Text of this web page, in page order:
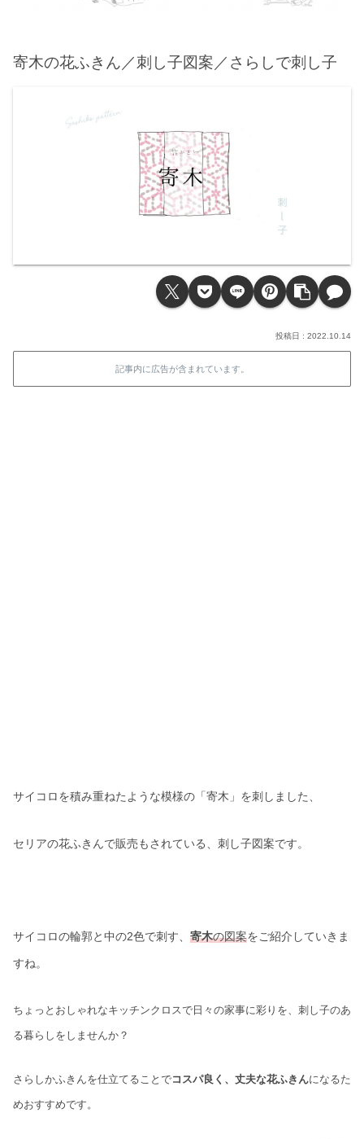
寄木の花ふきん／刺し子図案／さらしで刺し子
2022.10.14
記事内に広告が含まれています。
サイコロを積み重ねたような模様の「寄木」を刺しました、
セリアの花ふきんで販売もされている、刺し子図案です。
サイコロの輪郭と中の2色で刺す、 寄木の図案をご紹介していきま
すね。
ちょっとおしゃれなキッチンクロスで日々の家事に彩りを、刺し子のあ
る暮らしをしませんか？
さらしかふきんを仕立てることでコスパ良く、丈夫な花ふきんになるた
めおすすめです。